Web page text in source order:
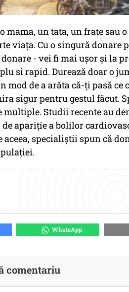
un tata, un frate sau o
viaţa. Cu o singură donare
- vei fi mai uşor şi la
si rapid. Durează doar o
mod de a arăta că-ţi pasă ce
sigur pentru gestul făcut.
multiple. Studii recente au
de apariţie a bolilor
specialiştii spun că
WhatsApp
comentariu